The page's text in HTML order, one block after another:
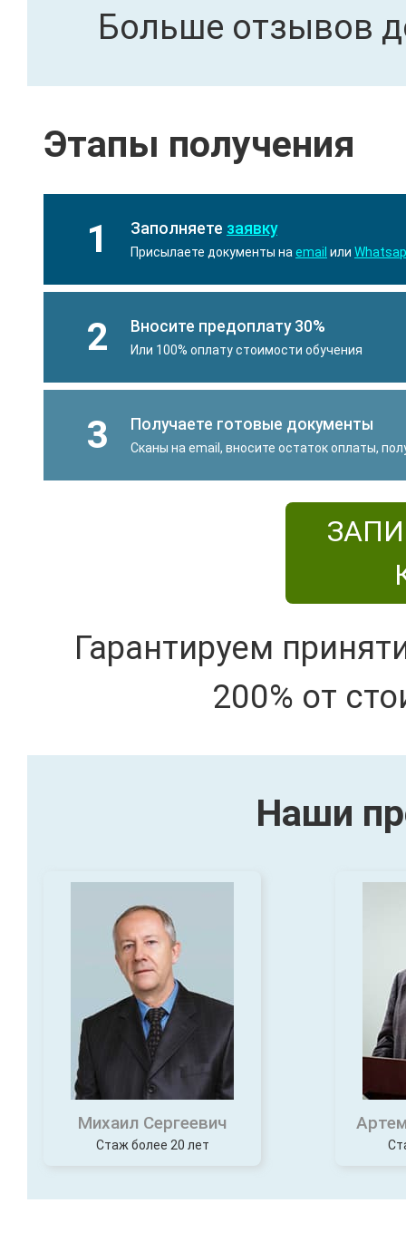
Больше отзывов
Этапы получения
1 Заполняете заявку
Присылаете документы на email или
2 Вносите предоплату 30%
Или 100% оплату стоимости обучения
3 Получаете готовые документы
Сканы на email, вносите остаток оплаты,
Гарантируем
200% от
Наши
Михаил Сергеевич
Стаж более 20 лет